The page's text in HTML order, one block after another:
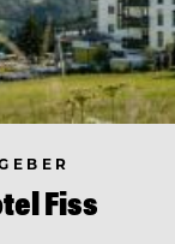
Fiss